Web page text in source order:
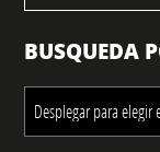
BUSQUEDA